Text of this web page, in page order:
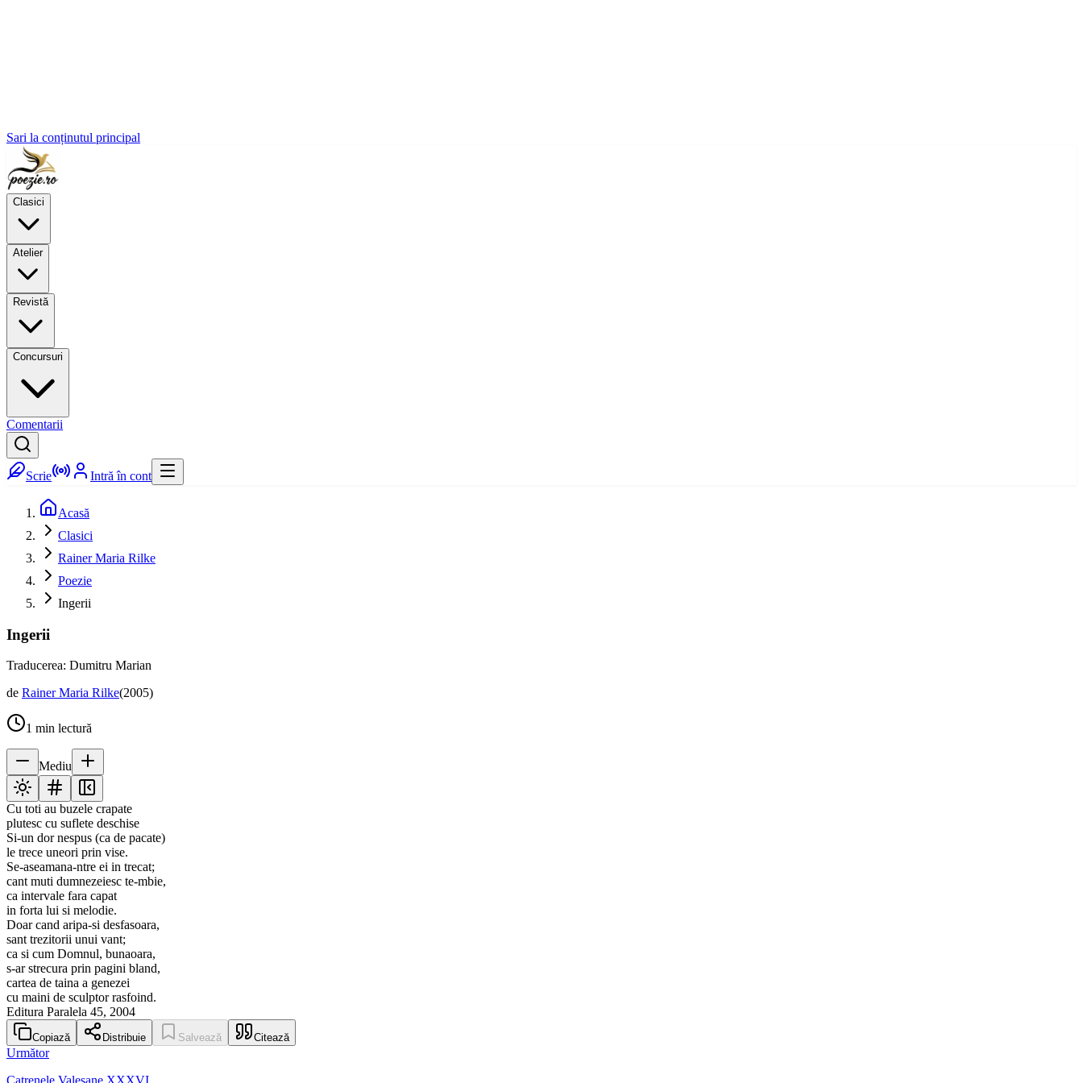
Sari la conținutul principal
Clasici
Atelier
Revistă
Concursuri
Comentarii
Scrie Intră în cont
Acasă
Clasici
Rainer Maria Rilke
Poezie
Ingerii
Ingerii
Traducerea: Dumitru Marian
de Rainer Maria Rilke(2005)
1 min lectură
Mediu
Cu toti au buzele crapate
plutesc cu suflete deschise
Si-un dor nespus (ca de pacate)
le trece uneori prin vise.
Se-aseamana-ntre ei in trecat;
cant muti dumnezeiesc te-mbie,
ca intervale fara capat
in forta lui si melodie.
Doar cand aripa-si desfasoara,
sant trezitorii unui vant;
ca si cum Domnul, bunaoara,
s-ar strecura prin pagini bland,
cartea de taina a genezei
cu maini de sculptor rasfoind.
Editura Paralela 45, 2004
Copiază Distribuie Salvează Citează
Următor